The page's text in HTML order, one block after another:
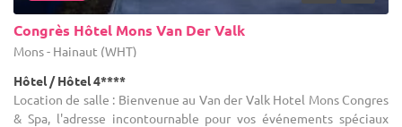
Congrès Hôtel Mons Van Der Valk
Mons - Hainaut (WHT)
Hôtel / Hôtel 4****
Location de salle : Bienvenue au Van der Valk Hotel Mons Congres
& Spa, l'adresse incontournable pour vos événements spéciaux